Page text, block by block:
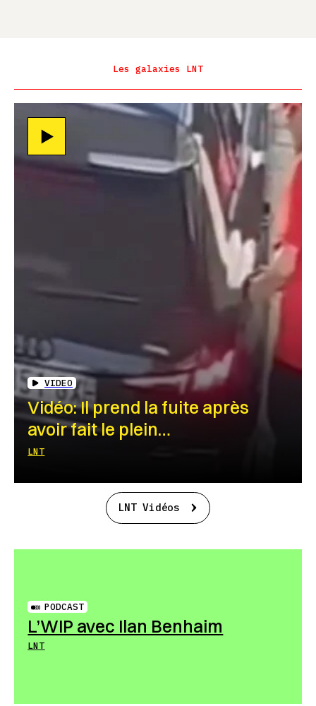
Les galaxies LNT
VIDEO
Vidéo: Il prend la fuite après
avoir fait le plein…
LNT
LNT Vidéos
PODCAST
L’WIP avec Ilan Benhaim
LNT